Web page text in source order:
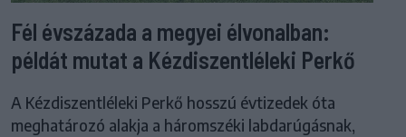
Fél évszázada a megyei élvonalban:
példát mutat a Kézdiszentléleki Perkő
A Kézdiszentléleki Perkő hosszú évtizedek óta
meghatározó alakja a háromszéki labdarúgásnak,